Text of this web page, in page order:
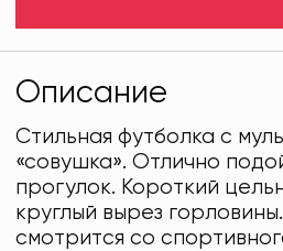
Описание
Стильная футболка с
«совушка». Отлично
прогулок. Короткий
круглый вырез
смотрится со